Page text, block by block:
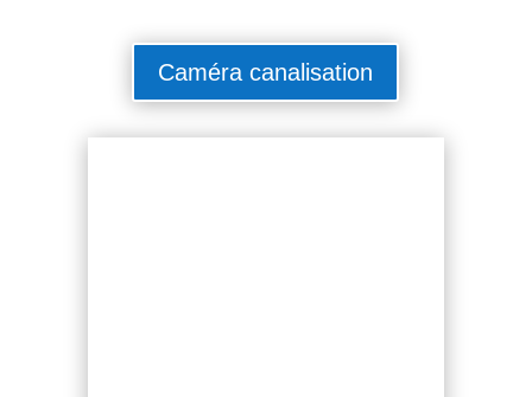
Caméra canalisation